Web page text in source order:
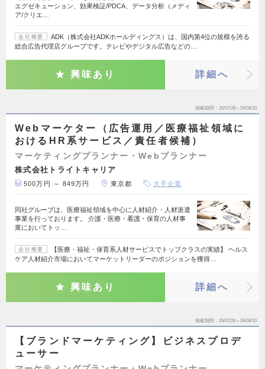
エグゼキューション、効果検証/PDCA、データ分析（メディ
ア/クリエ…
会社概要
ADK（株式会社ADKホールディングス）は、国内第4位の規模を誇る
総合広告代理店グループです。テレビやデジタル広告などの…
興味あり 詳細へ
掲載期間 26/07/28～26/08/10
Webマーケター（広告運用／医療福祉領域に
おけるHR系サービス／責任者候補）
マーケティングプランナー・Webプランナー
株式会社トライトキャリア
500万円 ～ 849万円 東京都 大手企業
同社グループは、医療福祉領域を中心に人材紹介・人材派遣
事業を行っております。 介護・医療・看護・保育の人材事
業においてトッ…
会社概要
【医療・福祉・保育系人材サービスでトップクラスの実績】 ヘルス
ケア人材紹介市場においてマーケットリーダーのポジションを獲得…
興味あり 詳細へ
掲載期間 26/07/28～26/08/10
【ブランドマーケティング】ビジネスプロデ
ューサー